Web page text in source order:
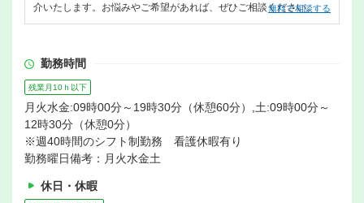
介いたします。お悩みやご希望があれば、ぜひご相談ください。
無料で相談する
勤務時間
残業月10ｈ以下
月火水金:09時00分～19時30分（休憩60分）,土:09時00分～
12時30分（休憩0分）
※週40時間のシフト制勤務 看護休暇有り
勤務曜日備考：月火水金土
休日・休暇